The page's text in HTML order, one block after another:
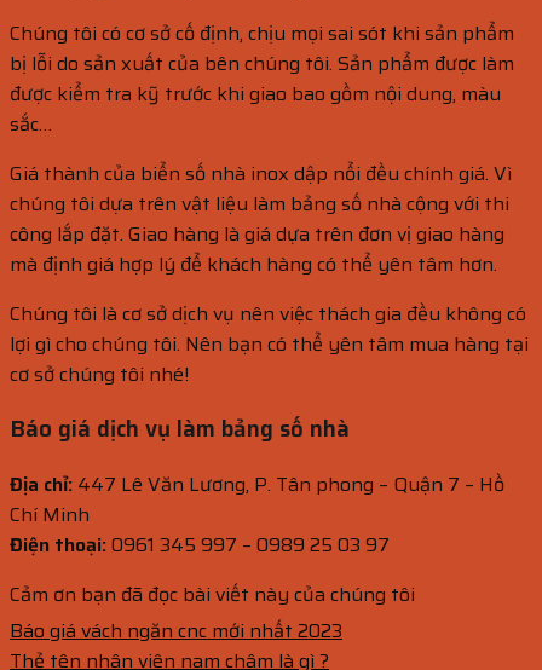
Chúng tôi có cơ sở cố định, chịu mọi sai sót khi sản phẩm
bị lỗi do sản xuất của bên chúng tôi. Sản phẩm được làm
được kiểm tra kỹ trước khi giao bao gồm nội dung, màu
sắc…
Giá thành của biển số nhà inox dập nổi đều chính giá. Vì
chúng tôi dựa trên vật liệu làm bảng số nhà cộng với thi
công lắp đặt. Giao hàng là giá dựa trên đơn vị giao hàng
mà định giá hợp lý để khách hàng có thể yên tâm hơn.
Chúng tôi là cơ sở dịch vụ nên việc thách gia đều không có
lợi gì cho chúng tôi. Nên bạn có thể yên tâm mua hàng tại
cơ sở chúng tôi nhé!
Báo giá dịch vụ làm bảng số nhà
Địa chỉ: 447 Lê Văn Lương, P. Tân phong – Quận 7 – Hồ
Chí Minh
Điện thoại:0961 345 997 – 0989 25 03 97
Cảm ơn bạn đã đọc bài viết này của chúng tôi
Báo giá vách ngăn cnc mới nhất 2023
Thẻ tên nhân viên nam châm là gì ?